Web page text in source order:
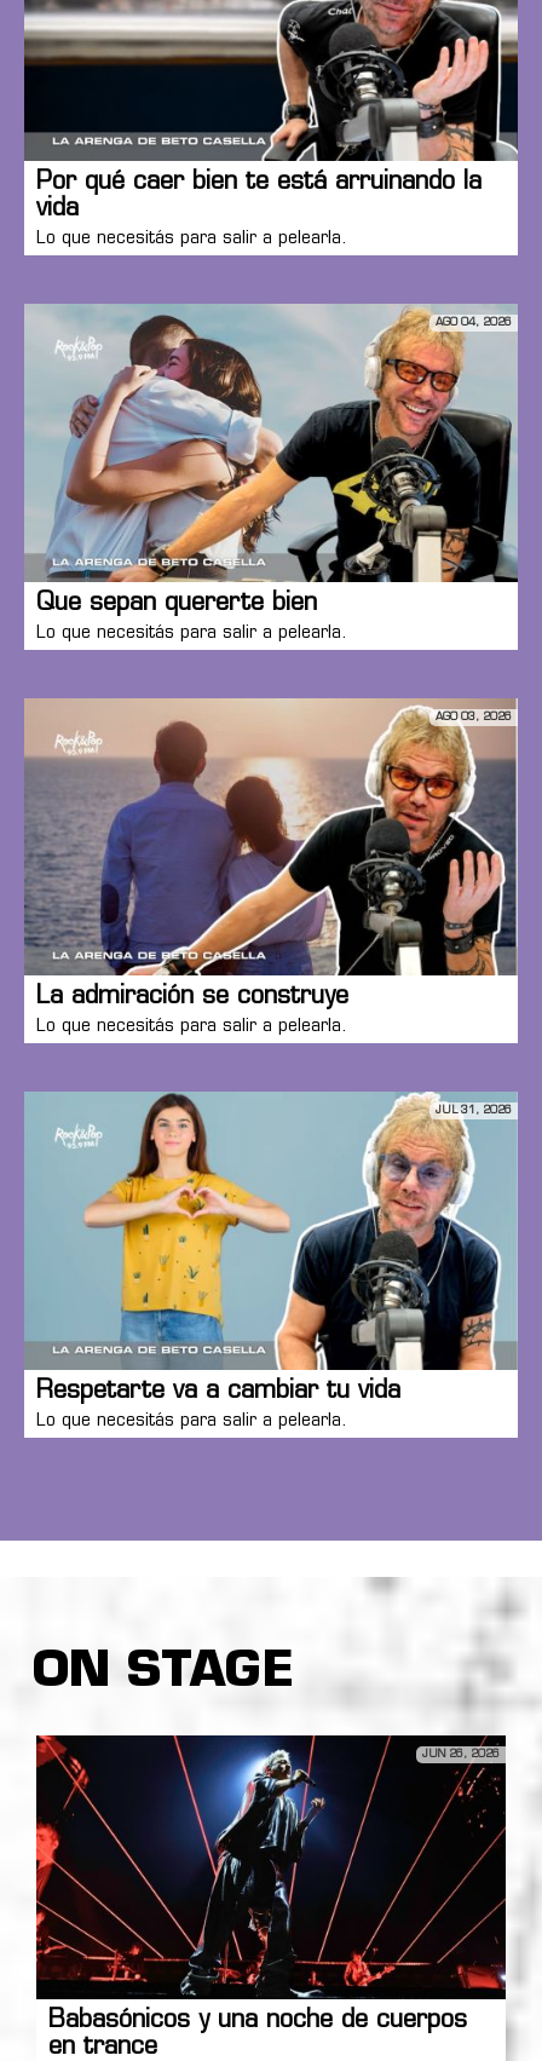
Por qué caer bien te está arruinando la
vida
Lo que necesitás para salir a pelearla.
AGO 04, 2026
Que sepan quererte bien
Lo que necesitás para salir a pelearla.
AGO 03, 2026
La admiración se construye
Lo que necesitás para salir a pelearla.
JUL 31, 2026
Respetarte va a cambiar tu vida
Lo que necesitás para salir a pelearla.
ON STAGE
JUN 26, 2026
Babasónicos y una noche de cuerpos
en trance